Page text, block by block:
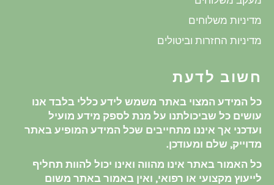
מדיניות משלוחים
מדיניות החזרות וביטולים
חשוב לדעת
כל המידע המצוי באתר משמש לידע כללי בלבד אנו
עושים כל שביכולתנו על מנת לספק מידע מועיל
ועדכני אך איננו מתחייבים שכל המידע המופיע באתר
מדוייק, שלם ומעודכן.
כל האמור באתר אינו מהווה ואינו יכול להוות תחליף
לייעוץ מקצועי או רפואי, ואין באמור באתר משום